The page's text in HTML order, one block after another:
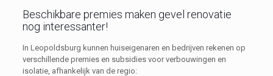
Beschikbare premies maken gevel renovatie
nog interessanter!
In Leopoldsburg kunnen huiseigenaren en bedrijven rekenen op
verschillende premies en subsidies voor verbouwingen en
isolatie, afhankelijk van de regio: